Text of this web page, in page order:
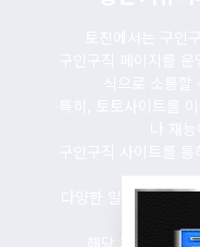
다양한 일자리 소개
해당 페이지를